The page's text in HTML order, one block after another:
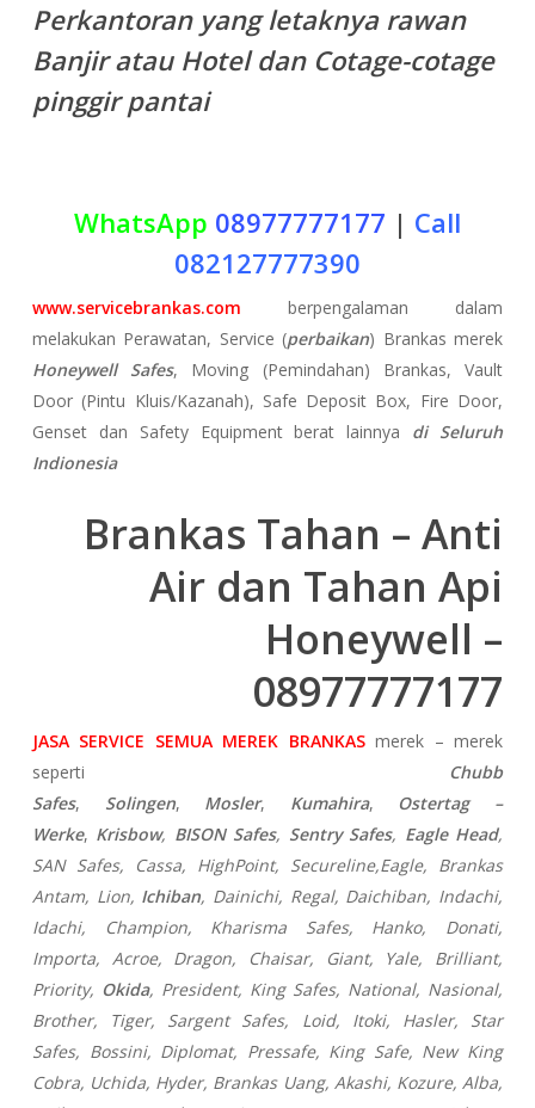
Perkantoran yang letaknya rawan
Banjir atau Hotel dan Cotage-cotage
pinggir pantai
WhatsApp 08977777177 | Call
082127777390
www.servicebrankas.com berpengalaman dalam
melakukan Perawatan, Service (perbaikan) Brankas merek
Honeywell Safes, Moving (Pemindahan) Brankas, Vault
Door (Pintu Kluis/Kazanah), Safe Deposit Box, Fire Door,
Genset dan Safety Equipment berat lainnya di Seluruh
Indionesia
Brankas Tahan – Anti
Air dan Tahan Api
Honeywell –
08977777177
JASA SERVICE SEMUA MEREK BRANKASmerek – merek
seperti
Chubb
Safes, Solingen, Mosler, Kumahira, Ostertag –
Werke, Krisbow, BISON Safes, Sentry Safes, Eagle Head,
SAN Safes, Cassa, HighPoint, Secureline,Eagle, Brankas
Antam, Lion, Ichiban, Dainichi, Regal, Daichiban, Indachi,
Idachi, Champion, Kharisma Safes, Hanko, Donati,
Importa, Acroe, Dragon, Chaisar, Giant, Yale, Brilliant,
Priority, Okida, President, King Safes, National, Nasional,
Brother, Tiger, Sargent Safes, Loid, Itoki, Hasler, Star
Safes, Bossini, Diplomat, Pressafe, King Safe, New King
Cobra, Uchida, Hyder, Brankas Uang, Akashi, Kozure, Alba,